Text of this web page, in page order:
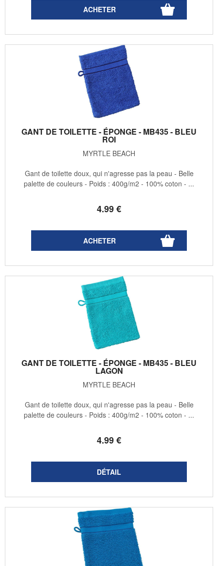
GANT DE TOILETTE - ÉPONGE - MB435 - BLEU
ROI
MYRTLE BEACH
4.99€
Gant de toilette doux, qui n'agresse pas la peau - Belle
palette de couleurs - Poids : 400g/m2 - 100% coton - ...
GANT DE TOILETTE - ÉPONGE - MB435 - BLEU
LAGON
MYRTLE BEACH
4.99€
Gant de toilette doux, qui n'agresse pas la peau - Belle
palette de couleurs - Poids : 400g/m2 - 100% coton - ...